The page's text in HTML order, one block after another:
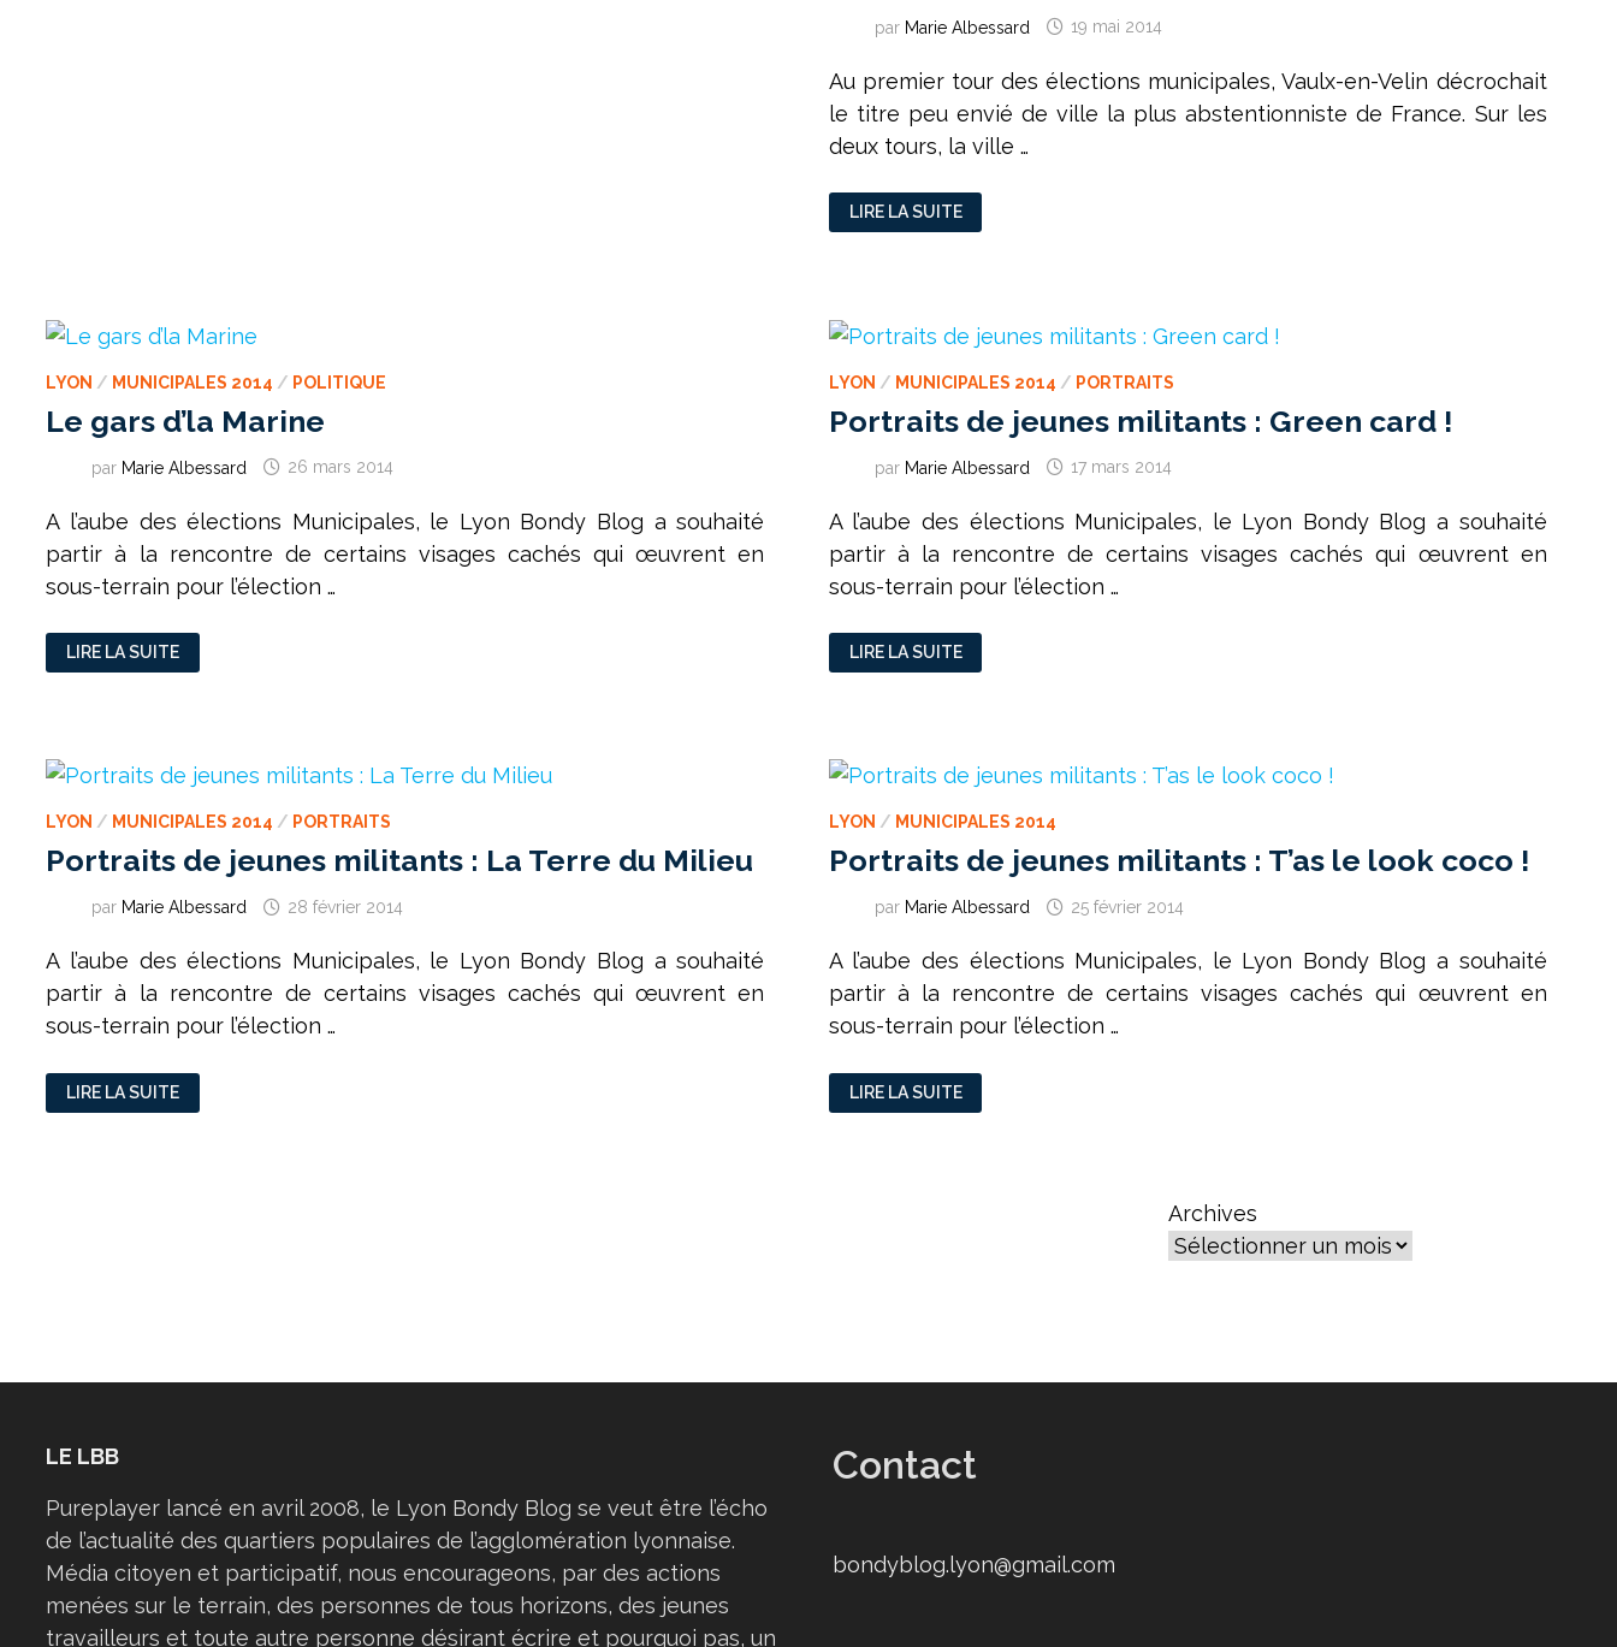
par Marie Albessard 19 mai 2014
Au premier tour des élections municipales, Vaulx-en-Velin décrochait
le titre peu envié de ville la plus abstentionniste de France. Sur les
deux tours, la ville …
CES
BANLIEUES
LYONNAISES
LIRE LA SUITE
LYON / MUNICIPALES 2014 / POLITIQUE
Le gars d’la Marine
par Marie Albessard 26 mars 2014
A l’aube des élections Municipales, le Lyon Bondy Blog a souhaité
partir à la rencontre de certains visages cachés qui œuvrent en
sous-terrain pour l’élection …
LE
GARS
D’LA
LIRE LA SUITE
LYON / MUNICIPALES 2014 / PORTRAITS
Portraits de jeunes militants : Green card !
par Marie Albessard 17 mars 2014
A l’aube des élections Municipales, le Lyon Bondy Blog a souhaité
partir à la rencontre de certains visages cachés qui œuvrent en
sous-terrain pour l’élection …
PORTRAITS
DE
JEUNES
!
LIRE LA SUITE
LYON / MUNICIPALES 2014 / PORTRAITS
Portraits de jeunes militants : La Terre du Milieu
par Marie Albessard 28 février 2014
A l’aube des élections Municipales, le Lyon Bondy Blog a souhaité
partir à la rencontre de certains visages cachés qui œuvrent en
sous-terrain pour l’élection …
PORTRAITS
DE
JEUNES
LIRE LA SUITE
LYON / MUNICIPALES 2014
Portraits de jeunes militants : T’as le look coco !
par Marie Albessard 25 février 2014
A l’aube des élections Municipales, le Lyon Bondy Blog a souhaité
partir à la rencontre de certains visages cachés qui œuvrent en
sous-terrain pour l’élection …
PORTRAITS
DE
JEUNES
LIRE LA SUITE
Archives
LE LBB
Pureplayer lancé en avril 2008, le Lyon Bondy Blog se veut être l’écho
de l’actualité des quartiers populaires de l’agglomération lyonnaise.
Média citoyen et participatif, nous encourageons, par des actions
menées sur le terrain, des personnes de tous horizons, des jeunes
travailleurs et toute autre personne désirant écrire et pourquoi pas, un
Contact
bondyblog.lyon@gmail.com